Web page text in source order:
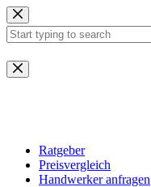
Zum
Inhalt
springen
Keine
Ergebnisse
Ratgeber
Preisvergleich
Handwerker anfragen